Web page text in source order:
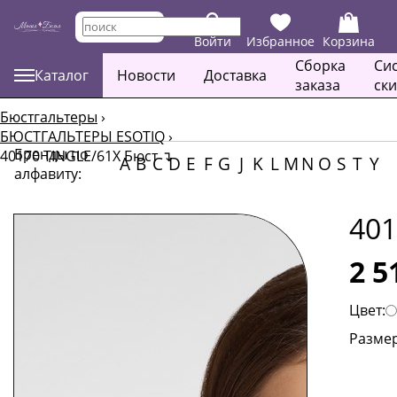
Войти Избранное Корзина
Каталог Новости Доставка
Сборка
заказа
Бюстгальтеры ›
БЮСТГАЛЬТЕРЫ ESOTIQ›
40170 TINGLE/61X Бюст↴
Бренды по
алфавиту:
A B C D E F G J K L MN O S T Y
2
Цвет: